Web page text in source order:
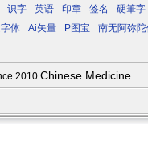
识字 英语 印章 签名 硬筆字
体 Ai矢量 P图宝 南无阿弥
2010 Chinese Medicine